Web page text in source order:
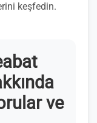
keşfedin.
ve